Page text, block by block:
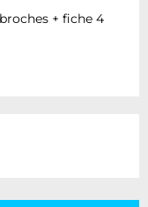
+ fiche 4